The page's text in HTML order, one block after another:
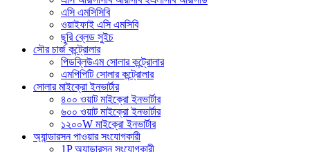
এসি এমসিসিবি
ওয়াইফাই এসি এমসিবি
ছুরি ব্লেড সুইচ
সৌর চার্জ কন্ট্রোলার
পিডব্লিউএম সোলার কন্ট্রোলার
এমপিপিটি সোলার কন্ট্রোলার
সোলার মাইক্রো ইনভার্টার
৪০০ ওয়াট মাইক্রো ইনভার্টার
৬০০ ওয়াট মাইক্রো ইনভার্টার
১২০০W মাইক্রো ইনভার্টার
অ্যান্ডারসন পাওয়ার সংযোগকারী
1P অ্যান্ডারসন সংযোগকারী